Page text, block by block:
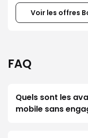
Voir les offres
FAQ
Quels sont les
mobile sans